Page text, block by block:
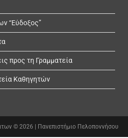
“Εύδοξος”
προς τη Γραμματεία
Καθηγητών
© 2026 | Πανεπιστήμιο Πελοποννήσου